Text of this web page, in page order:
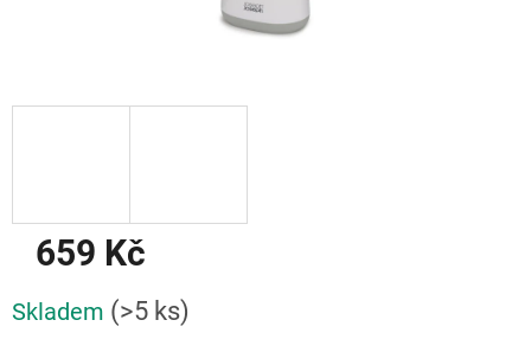
659 Kč
cena:
Skladem (>5 ks)